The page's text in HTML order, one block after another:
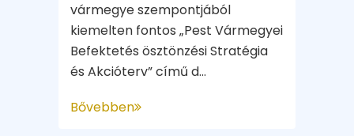
vármegye szempontjából
kiemelten fontos „Pest Vármegyei
Befektetés ösztönzési Stratégia
és Akcióterv” című d...
Bővebben